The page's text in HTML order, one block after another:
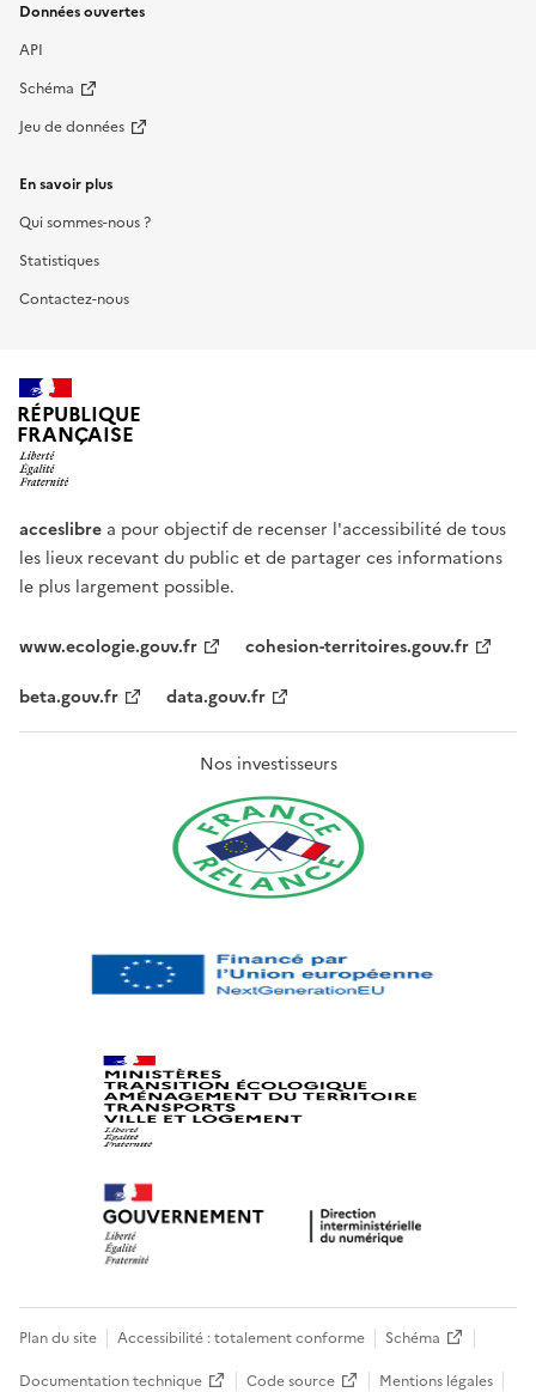
Données ouvertes
API
Schéma
Jeu de données
En savoir plus
Qui sommes-nous ?
Statistiques
Contactez-nous
RÉPUBLIQUE
FRANÇAISE
acceslibre a pour objectif de recenser l'accessibilité de tous
les lieux recevant du public et de partager ces informations
le plus largement possible.
www.ecologie.gouv.fr
cohesion-territoires.gouv.fr
beta.gouv.fr
data.gouv.fr
Nos investisseurs
Plan du site Accessibilité : totalement conforme
Schéma
Documentation technique
Code source Mentions légales